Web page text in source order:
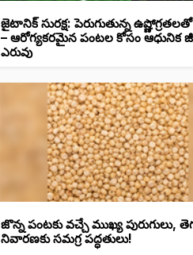
జైటానిక్ సురక్ష: పెరుగుతున్న
– ఆరోగ్యకరమైన పంటల కోసం ఆధునిక
ఎరువు
జొన్న పంటకు వచ్చే ముఖ్య పురుగులు,
నివారణకు సమగ్ర పద్ధతులు!